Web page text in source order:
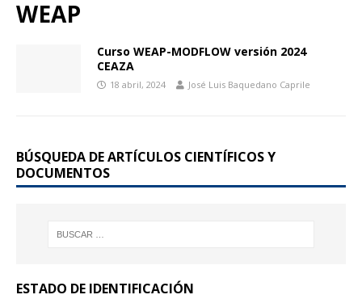
WEAP
Curso WEAP-MODFLOW versión 2024
CEAZA
18 abril, 2024 José Luis Baquedano Caprile
BÚSQUEDA DE ARTÍCULOS CIENTÍFICOS Y
DOCUMENTOS
ESTADO DE IDENTIFICACIÓN